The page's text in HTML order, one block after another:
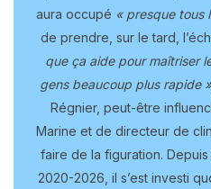
aura occupé « presque tous
de prendre, sur le tard,
que ça aide pour maîtriser
gens beaucoup plus rapide »
Régnier, peut-être
Marine et de directeur de
faire de la figuration.
2020-2026, il s’est investi